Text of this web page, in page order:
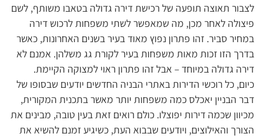
לצבור תאוצה תופעה של רכישת דירה גדולה בטאבו משותף, לשם
פיצולה לאחר מכן, מה שמאפשר לשתי משפחות לרכוש דירה
במחיר סביר. זהו פתרון נפוץ מאוד בעיר בשנים האחרונות, כאשר
בדרך הזו זכות מאות משפחות בעיר לקורת גג משלהן. אמנם לא
דירה גדולה במיוחד – אבל זהו פתרון ראוי למצוקה הקיימת.
כיום, כל רוכשי הדירות באתרי הבניה החדשים יודעים שבסופו של
דבר הבניין יאכלס כמה משפחות יותר מאשר בתכנית המקורית,
מכיוון שכמה דירות יפוצלו. כולם רואים זאת בעין טובה, מבינים את
הצורך והאילוצים, ויודעים שבבוא העת, כשיגיע זמנם להשיא את